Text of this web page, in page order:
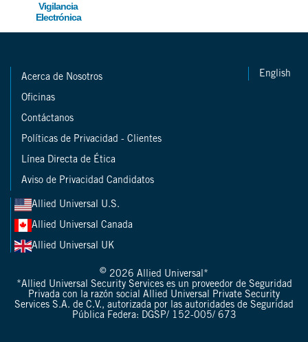
Vigilancia
Electrónica
English
Acerca de Nosotros
Oficinas
Contáctanos
Políticas de Privacidad - Clientes
Línea Directa de Ética
Aviso de Privacidad Candidatos
Allied Universal U.S.
Allied Universal Canada
Allied Universal UK
© 2026 Allied Universal*
*Allied Universal Security Services es un proveedor de Seguridad
Privada con la razón social Allied Universal Private Security
Services S.A. de C.V., autorizada por las autoridades de Seguridad
Pública Federa: DGSP/ 152-005/ 673